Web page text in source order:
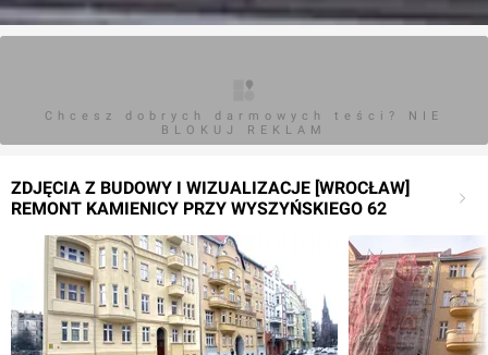
Chcesz dobrych darmowych teści? NIE
BLOKUJ REKLAM
ZDJĘCIA Z BUDOWY I WIZUALIZACJE [WROCŁAW]
REMONT KAMIENICY PRZY WYSZYŃSKIEGO 62